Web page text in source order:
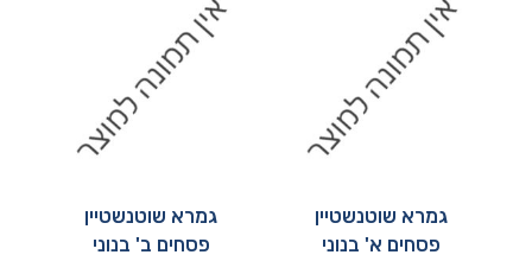
גמרא שוטנשטיין
פסחים א' בנוני
גמרא שוטנשטיין
פסחים ב' בנוני